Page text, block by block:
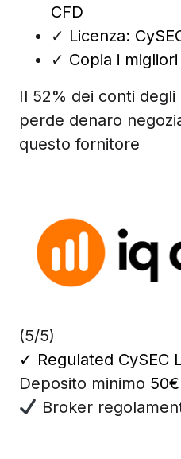
CFD
✓ Licenza:
✓ Copia i
Il 52% dei conti
perde denaro
questo fornitore
(5/5)
✓ Regulated CySEC
Deposito minimo 50€
Broker